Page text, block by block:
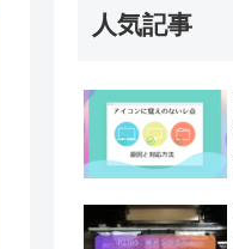
人気記事